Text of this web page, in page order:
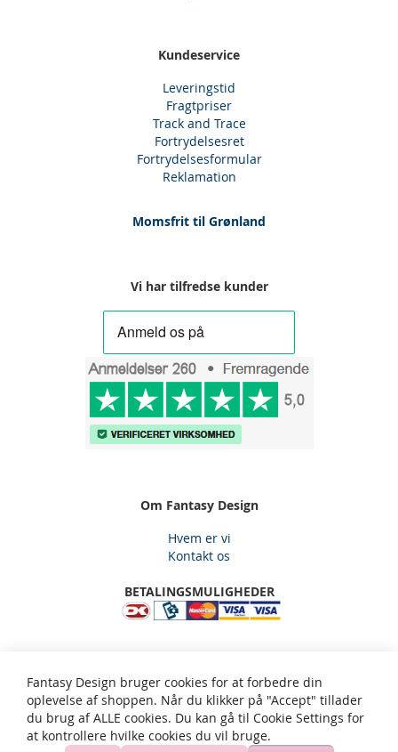
Kundeservice
Leveringstid
Fragtpriser
Track and Trace
Fortrydelsesret
Fortrydelsesformular
Reklamation
Momsfrit til Grønland
Vi har tilfredse kunder
Om Fantasy Design
Hvem er vi
Kontakt os
BETALINGSMULIGHEDER
Fantasy Design, Gjelstensåsen 59, 3650 Ølstykke, Email:
kundeservice@fantasy-design.dk - tlf: 5334 2565
Privatliv og cookie politik Søgeord
Avanceret søgning
Fantasy Design bruger cookies for at forbedre din
oplevelse af shoppen. Når du klikker på "Accept" tillader
du brug af ALLE cookies. Du kan gå til Cookie Settings for
at kontrollere hvilke cookies du vil bruge.